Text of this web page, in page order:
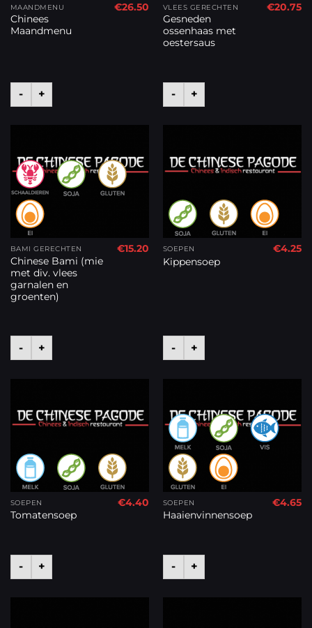
MAANDMENU
Chinees
Maandmenu
€26.50
- +
VLEES GERECHTEN
Gesneden
ossenhaas met
oestersaus
€20.75
- +
BAMI GERECHTEN
Chinese Bami (mie
met div. vlees
garnalen en
groenten)
€15.20
- +
SOEPEN
Kippensoep
€4.25
- +
SOEPEN
Tomatensoep
€4.40
- +
SOEPEN
Haaienvinnensoep
€4.65
- +